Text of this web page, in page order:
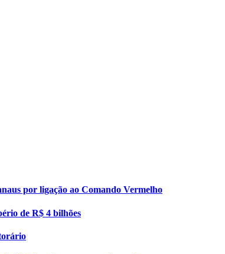
por ligação ao Comando Vermelho
de R$ 4 bilhões